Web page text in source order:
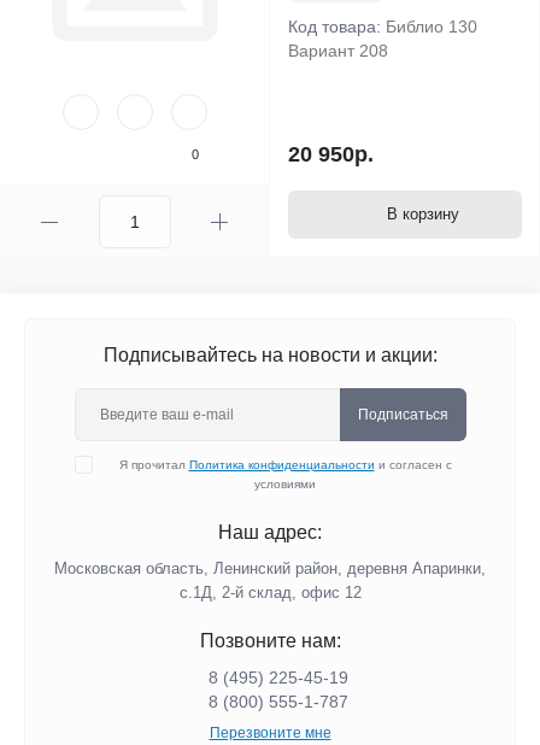
0
Код товара: Библио 130
Вариант 208
20 950р.
В корзину
Подписывайтесь на новости и акции:
Подписаться
Я прочитал Политика конфиденциальности и согласен с
условиями
Наш адрес:
Московская область, Ленинский район, деревня Апаринки,
с.1Д, 2-й склад, офис 12
Позвоните нам:
8 (495) 225-45-19
8 (800) 555-1-787
Перезвоните мне